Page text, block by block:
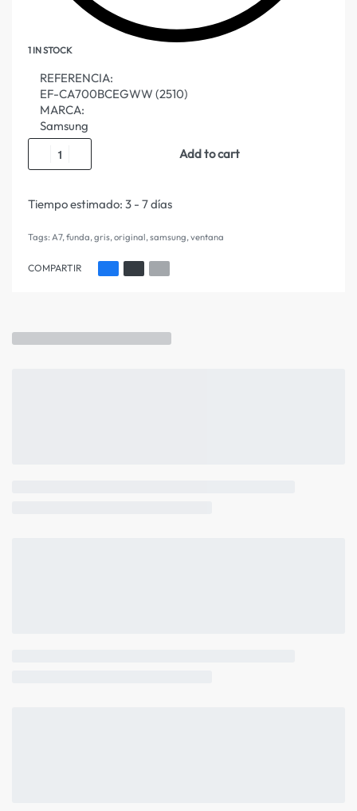
1 IN STOCK
REFERENCIA:
EF-CA700BCEGWW (2510)
MARCA:
Samsung
Add to cart
Tiempo estimado: 3 - 7 días
Tags: A7,funda,gris,original,samsung,ventana
COMPARTIR